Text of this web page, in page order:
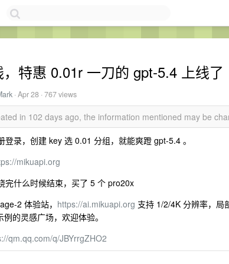
特惠 0.01r 一刀的 gpt-5.4 上线了
·Apr 28 · 767 views
in 102 days ago, the information mentioned may be
登录，创建 key 选 0.01 分组，就能爽蹬 gpt-5.4 。
mikuapi.org
完什么时候结束，买了 5 个 pro20x
2 体验站， https://ai.mikuapi.org 支持 1/2/4K 分辨率，局
的灵感广场，欢迎体验。
qm.qq.com/q/JBYrrgZHO2